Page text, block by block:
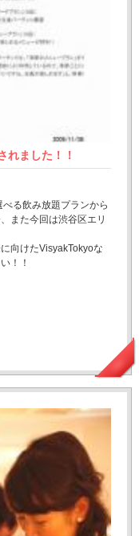
れました！！
る飲み放題プランから
また今回は渋谷区エリ
向けたVisyakTokyoな
！！